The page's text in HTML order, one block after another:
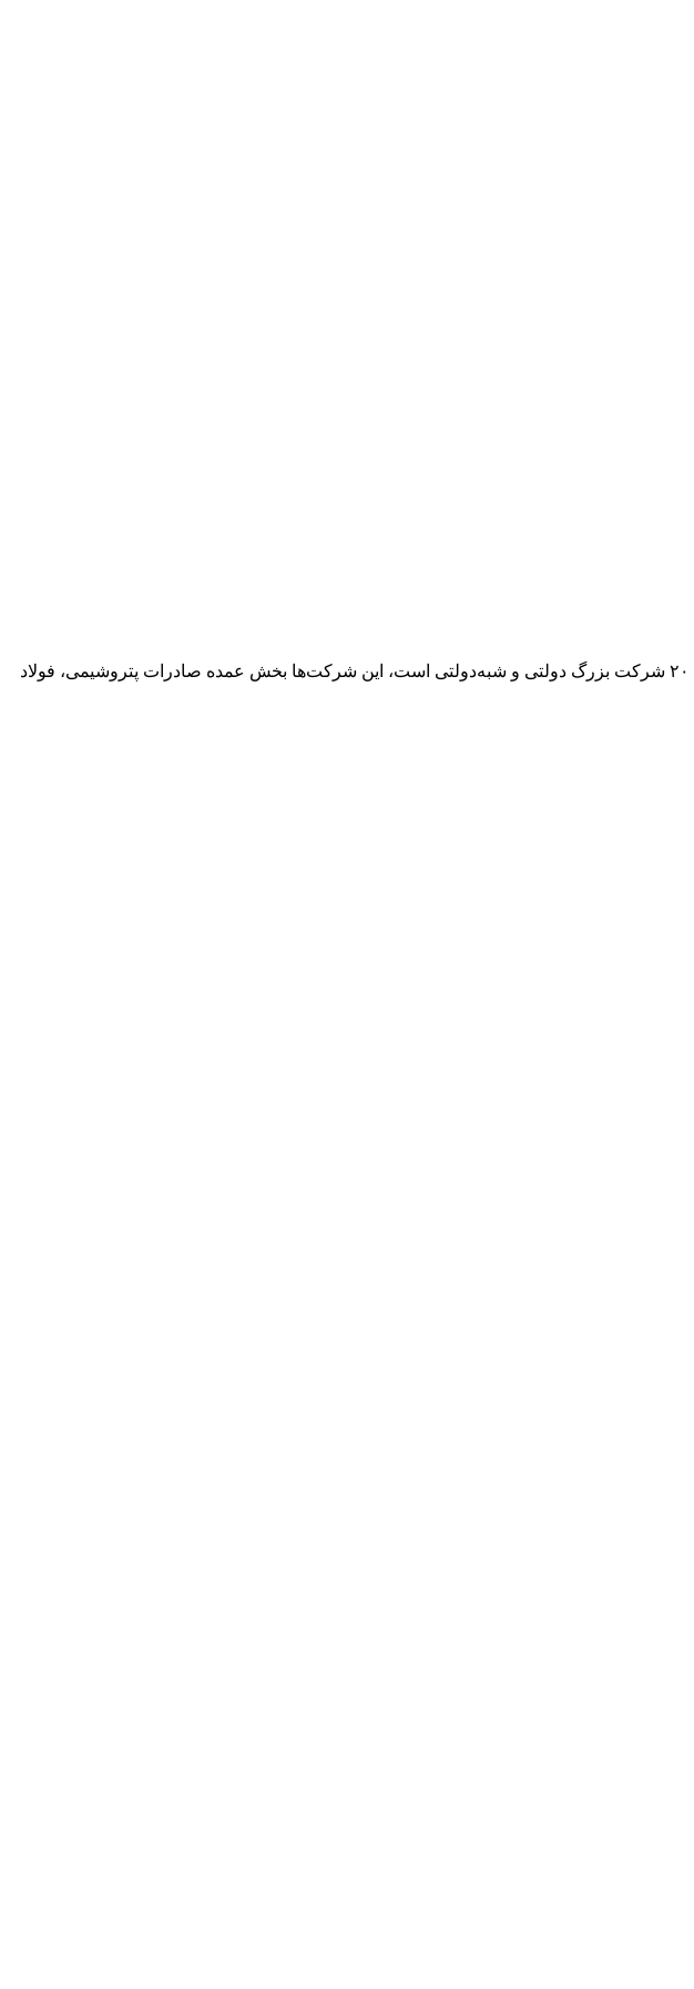
برخی شواهد نشان می‌دهد ریشه اصلی بحران عدم بازگشت ارز صادراتی نه در بخش خصوصی، بلکه در عملکرد ۲۰ شرکت بزرگ دولتی و شبه‌دولتی است، این شرکت‌ها بخش عمده صادرات پتروشیمی، فولاد